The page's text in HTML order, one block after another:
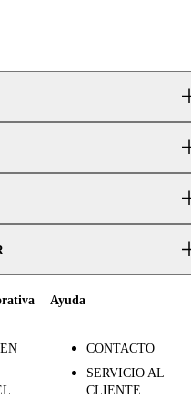
Ayuda
CONTACTO
SERVICIO AL
CLIENTE